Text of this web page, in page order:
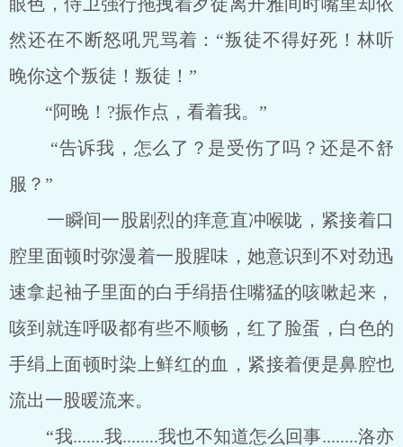
然还在不断怒吼咒骂着：“叛徒不得好死！林听
晚你这个叛徒！叛徒！”
“阿晚！?振作点，看着我。”
“告诉我，怎么了？是受伤了吗？还是不舒
服？”
一瞬间一股剧烈的痒意直冲喉咙，紧接着口
腔里面顿时弥漫着一股腥味，她意识到不对劲迅
速拿起袖子里面的白手绢捂住嘴猛的咳嗽起来，
咳到就连呼吸都有些不顺畅，红了脸蛋，白色的
手绢上面顿时染上鲜红的血，紧接着便是鼻腔也
流出一股暖流来。
“我.......我........我也不知道怎么回事........洛亦